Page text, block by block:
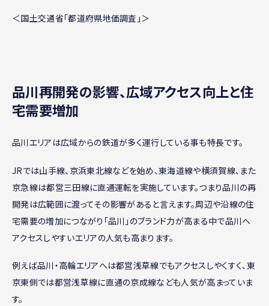
＜国土交通省「都道府県地価調査」＞
品川再開発の影響、広域アクセス向上と住
宅需要増加
品川エリアは広域からの鉄道が多く運行している事も特長です。
JRでは山手線、京浜東北線などを始め、東海道線や横須賀線、また
京急線は都営三田線に直通運転を実施しています。つまり品川の再
開発は広範囲に渡ってその影響があると言えます。周辺や沿線の住
宅需要の増加につながり「品川」のブランド力が高まる中で品川へ
アクセスしやすいエリアの人気も高まります。
例えば品川・高輪エリアへは都営浅草線でもアクセスしやくすく、東
京東側では都営浅草線に直通の京成線なども人気が高まっていま
す。